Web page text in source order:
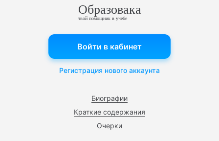
Образовака
твой помощник в учебе
Биографии
Краткие содержания
Очерки
Войти в кабинет
Регистрация нового аккаунта